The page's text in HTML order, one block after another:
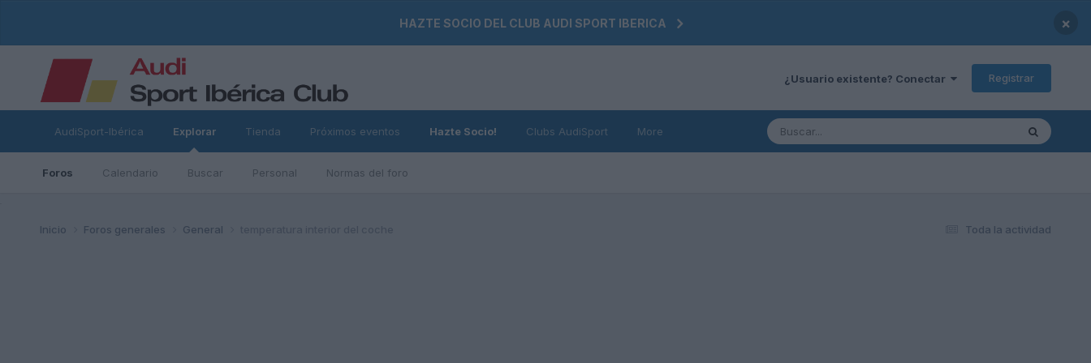
HAZTE SOCIO DEL CLUB AUDI SPORT IBERICA ×
¿Usuario existente? Conectar Registrar
AudiSport-Ibérica Explorar
Foros Calendario Buscar Personal Normas del foro
Tienda Próximos eventos Hazte Socio! Clubs AudiSport More
Toda la actividad
Inicio Foros generales General